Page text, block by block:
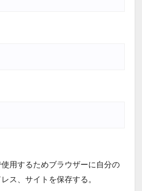
用するためブラウザーに自分の
ス、サイトを保存する。